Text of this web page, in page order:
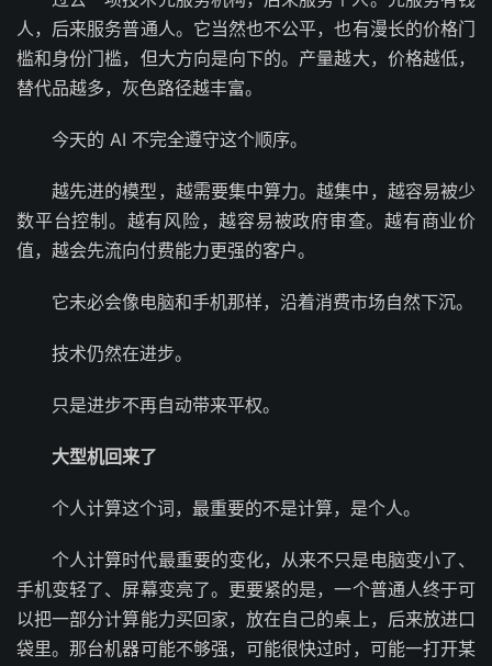
人，后来服务普通人。它当然也不公平，也有漫长的价格门
槛和身份门槛，但大方向是向下的。产量越大，价格越低，
替代品越多，灰色路径越丰富。
今天的 AI 不完全遵守这个顺序。
越先进的模型，越需要集中算力。越集中，越容易被少
数平台控制。越有风险，越容易被政府审查。越有商业价
值，越会先流向付费能力更强的客户。
它未必会像电脑和手机那样，沿着消费市场自然下沉。
技术仍然在进步。
只是进步不再自动带来平权。
大型机回来了
个人计算这个词，最重要的不是计算，是个人。
个人计算时代最重要的变化，从来不只是电脑变小了、
手机变轻了、屏幕变亮了。更要紧的是，一个普通人终于可
以把一部分计算能力买回家，放在自己的桌上，后来放进口
袋里。那台机器可能不够强，可能很快过时，可能一打开某